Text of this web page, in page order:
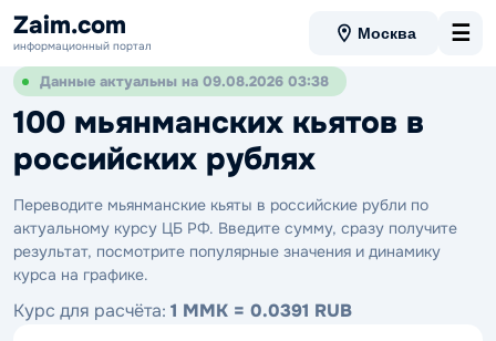
Zaim.com
информационный портал
Москва ☰
Данные актуальны на 09.08.2026 03:38
100 мьянманских кьятов в
российских рублях
Переводите мьянманские кьяты в российские рубли по
актуальному курсу ЦБ РФ. Введите сумму, сразу получите
результат, посмотрите популярные значения и динамику
курса на графике.
Курс для расчёта: 1 MMK = 0.0391 RUB